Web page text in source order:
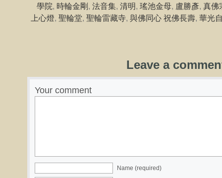
學院, 時輪金剛, 法音集, 清明, 瑤池金母, 盧勝彥, 真佛
上心燈, 聖輪堂, 聖輪雷藏寺, 與佛同心 祝佛長壽, 華光
Leave a
Your comment
Name (required)